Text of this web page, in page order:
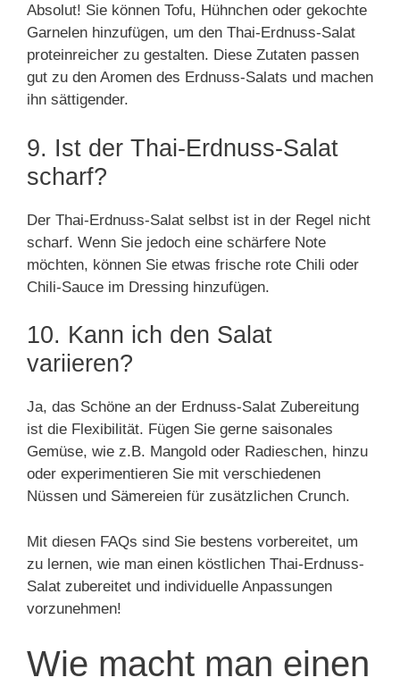
Absolut! Sie können Tofu, Hühnchen oder gekochte
Garnelen hinzufügen, um den Thai-Erdnuss-Salat
proteinreicher zu gestalten. Diese Zutaten passen
gut zu den Aromen des Erdnuss-Salats und machen
ihn sättigender.
9. Ist der Thai-Erdnuss-Salat
scharf?
Der Thai-Erdnuss-Salat selbst ist in der Regel nicht
scharf. Wenn Sie jedoch eine schärfere Note
möchten, können Sie etwas frische rote Chili oder
Chili-Sauce im Dressing hinzufügen.
10. Kann ich den Salat
variieren?
Ja, das Schöne an der Erdnuss-Salat Zubereitung
ist die Flexibilität. Fügen Sie gerne saisonales
Gemüse, wie z.B. Mangold oder Radieschen, hinzu
oder experimentieren Sie mit verschiedenen
Nüssen und Sämereien für zusätzlichen Crunch.
Mit diesen FAQs sind Sie bestens vorbereitet, um
zu lernen, wie man einen köstlichen Thai-Erdnuss-
Salat zubereitet und individuelle Anpassungen
vorzunehmen!
Wie macht man einen